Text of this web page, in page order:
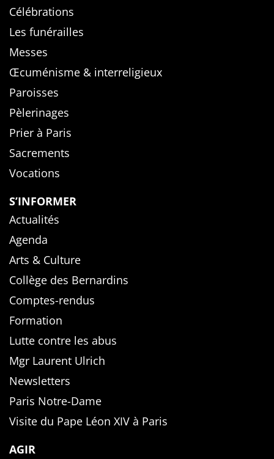
Célébrations
Les funérailles
Messes
Œcuménisme & interreligieux
Paroisses
Pèlerinages
Prier à Paris
Sacrements
Vocations
S’INFORMER
Actualités
Agenda
Arts & Culture
Collège des Bernardins
Comptes-rendus
Formation
Lutte contre les abus
Mgr Laurent Ulrich
Newsletters
Paris Notre-Dame
Visite du Pape Léon XIV à Paris
AGIR